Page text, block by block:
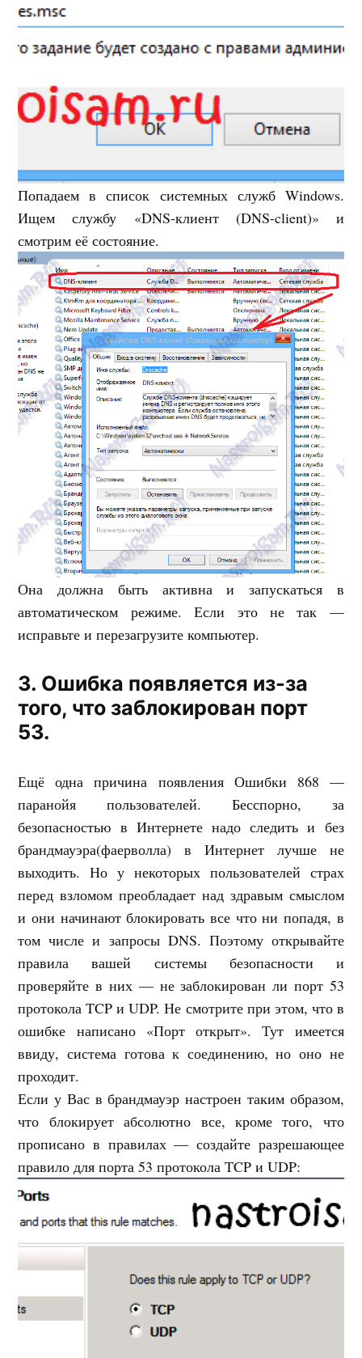
Попадаем в список системных служб Windows.
Ищем службу «DNS-клиент (DNS-client)» и
смотрим её состояние.
Она должна быть активна и запускаться в
автоматическом режиме. Если это не так —
исправьте и перезагрузите компьютер.
3. Ошибка появляется из-за
того, что заблокирован порт
53.
Ещё одна причина появления Ошибки 868 —
паранойя пользователей. Бесспорно, за
безопасностью в Интернете надо следить и без
брандмауэра(фаерволла) в Интернет лучше не
выходить. Но у некоторых пользователей страх
перед взломом преобладает над здравым смыслом
и они начинают блокировать все что ни попадя, в
том числе и запросы DNS. Поэтому открывайте
правила вашей системы безопасности и
проверяйте в них — не заблокирован ли порт 53
протокола TCP и UDP. Не смотрите при этом, что в
ошибке написано «Порт открыт». Тут имеется
ввиду, система готова к соединению, но оно не
проходит.
Если у Вас в брандмауэр настроен таким образом,
что блокирует абсолютно все, кроме того, что
прописано в правилах — создайте разрешающее
правило для порта 53 протокола TCP и UDP: